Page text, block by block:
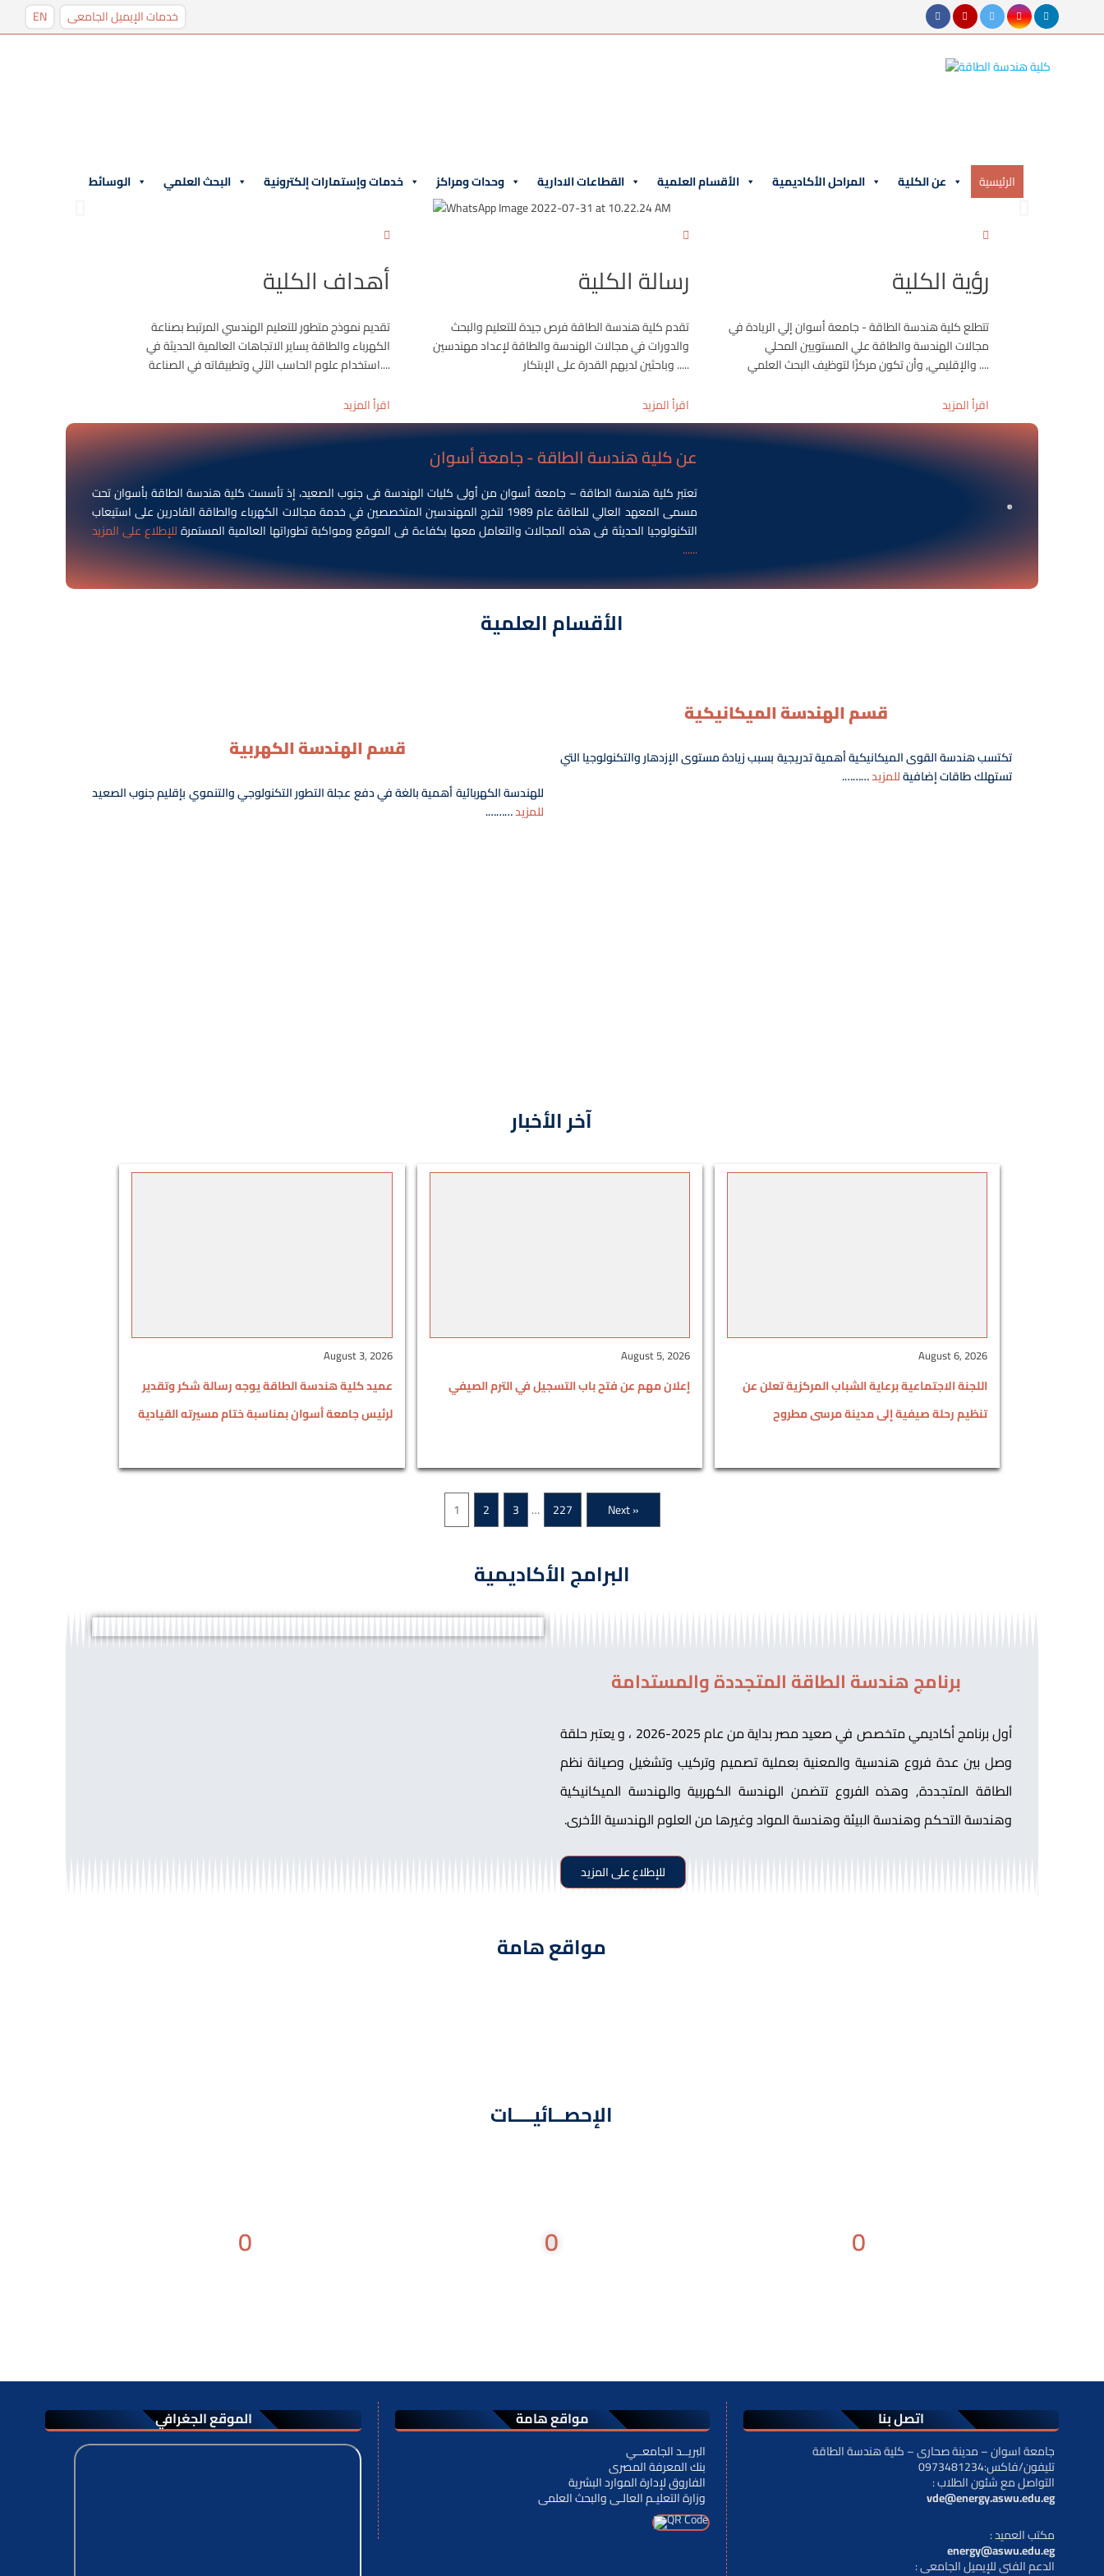
EN خدمات الإيميل الجامعى
الوسائط البحث العلمي خدمات وإستمارات إلكترونية وحدات ومراكز القطاعات الادارية الأقسام العلمية المراحل الأكاديمية عن الكلية الرئيسية
أهداف الكلية
تقديم نموذج متطور للتعليم الهندسي المرتبط بصناعة
الكهرباء والطاقة يساير الاتجاهات العالمية الحديثة في
استخدام علوم الحاسب الآلي وتطبيقاته في الصناعة....
اقرأ المزيد
رسالة الكلية
تقدم كلية هندسة الطاقة فرص جيدة للتعليم والبحث
والدورات في مجالات الهندسة والطاقة لإعداد مهندسين
وباحثين لديهم القدرة على الإبتكار .....
اقرأ المزيد
رؤية الكلية
تتطلع كلية هندسة الطاقة - جامعة أسوان إلي الريادة في
مجالات الهندسة والطاقة علي المستويين المحلي
والإقليمي, وأن تكون مركزًا لتوظيف البحث العلمي ....
اقرأ المزيد
عن كلية هندسة الطاقة - جامعة أسوان
تعتبر كلية هندسة الطاقة – جامعة أسوانمن أولى كليات الهندسة فى جنوب الصعيد، إذ تأسست كلية هندسة الطاقة بأسوان تحت
مسمى المعهد العالي للطاقة عام 1989 لتخرج المهندسين المتخصصين في خدمة مجالات الكهرباء والطاقة القادرين على استيعاب
التكنولوجيا الحديثة فى هذه المجالات والتعامل معها بكفاءة فى الموقع ومواكبة تطوراتها العالمية المستمرةللإطلاع على المزيد
......
الأقسام العلمية
قسم الهندسة الكهربية
للهندسة الكهربائية أهمية بالغة في دفع عجلة التطور التكنولوجي والتنموي بإقليم جنوب الصعيد
للمزيد……….
قسم الهندسة الميكانيكية
تكتسب هندسة القوى الميكانيكية أهمية تدريجية بسبب زيادة مستوى الإزدهار والتكنولوجيا التي
تستهلك طاقات إضافيةللمزيد……….
آخر الأخبار
August 6, 2026
اللجنة الاجتماعية برعاية الشباب المركزية تعلن عن
تنظيم رحلة صيفية إلى مدينة مرسى مطروح
August 5, 2026
إعلان مهم عن فتح باب التسجيل في الترم الصيفي
August 3, 2026
عميد كلية هندسة الطاقة يوجه رسالة شكر وتقدير
لرئيس جامعة أسوان بمناسبة ختام مسيرته القيادية
1 2 3 … 227 Next »
البرامج الأكاديمية
برنامج هندسة الطاقة المتجددة والمستدامة
أول برنامج أكاديمي متخصص في صعيد مصر بداية من عام 2025-2026 ، و يعتبر حلقة
وصل بين عدة فروع هندسية والمعنية بعملية تصميم وتركيب وتشغيل وصيانة نظم
الطاقة المتجددة, وهذه الفروع تتضمن الهندسة الكهربية والهندسة الميكانيكية
وهندسة التحكم وهندسة البيئة وهندسة المواد وغيرها من العلوم الهندسية الأخرى.
للإطلاع على المزيد
مواقع هامة
الإحصــائيــــات
0 0 0
الموقع الجغرافي مواقع هامة
البريــد الجامعــي
بنك المعرفة المصرى
الفاروق لإدارة الموارد البشرية
وزارة التعليـم العالـى والبحث العلمى
اتصل بنا
جامعة اسوان – مدينة صحارى – كلية هندسة الطاقة
تليفون/فاكس:0973481234
: التواصل مع شئون الطلاب
vde@energy.aswu.edu.eg
: مكتب العميد
energy@aswu.edu.eg
: الدعم الفنى للإيميل الجامعى